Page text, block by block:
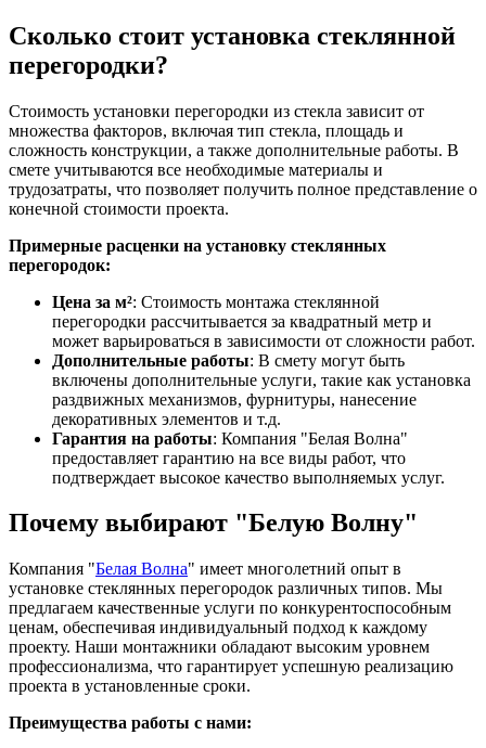
Сколько стоит установка стеклянной
перегородки?
Стоимость установки перегородки из стекла зависит от
множества факторов, включая тип стекла, площадь и
сложность конструкции, а также дополнительные работы. В
смете учитываются все необходимые материалы и
трудозатраты, что позволяет получить полное представление о
конечной стоимости проекта.
Примерные расценки на установку стеклянных
перегородок:
Цена за м²: Стоимость монтажа стеклянной
перегородки рассчитывается за квадратный метр и
может варьироваться в зависимости от сложности работ.
Дополнительные работы: В смету могут быть
включены дополнительные услуги, такие как установка
раздвижных механизмов, фурнитуры, нанесение
декоративных элементов и т.д.
Гарантия на работы: Компания "Белая Волна"
предоставляет гарантию на все виды работ, что
подтверждает высокое качество выполняемых услуг.
Почему выбирают "Белую Волну"
Компания "Белая Волна" имеет многолетний опыт в
установке стеклянных перегородок различных типов. Мы
предлагаем качественные услуги по конкурентоспособным
ценам, обеспечивая индивидуальный подход к каждому
проекту. Наши монтажники обладают высоким уровнем
профессионализма, что гарантирует успешную реализацию
проекта в установленные сроки.
Преимущества работы с нами: